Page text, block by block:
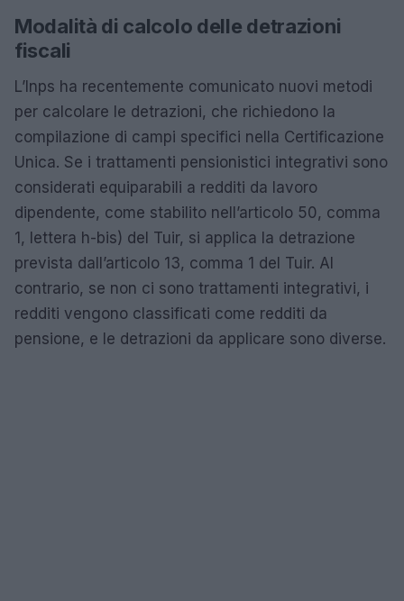
Modalità di calcolo delle detrazioni
fiscali
L’Inps ha recentemente comunicato nuovi metodi
per calcolare le detrazioni, che richiedono la
compilazione di campi specifici nella Certificazione
Unica. Se i trattamenti pensionistici integrativi sono
considerati equiparabili a redditi da lavoro
dipendente, come stabilito nell’articolo 50, comma
1, lettera h-bis) del Tuir, si applica la detrazione
prevista dall’articolo 13, comma 1 del Tuir. Al
contrario, se non ci sono trattamenti integrativi, i
redditi vengono classificati come redditi da
pensione, e le detrazioni da applicare sono diverse.